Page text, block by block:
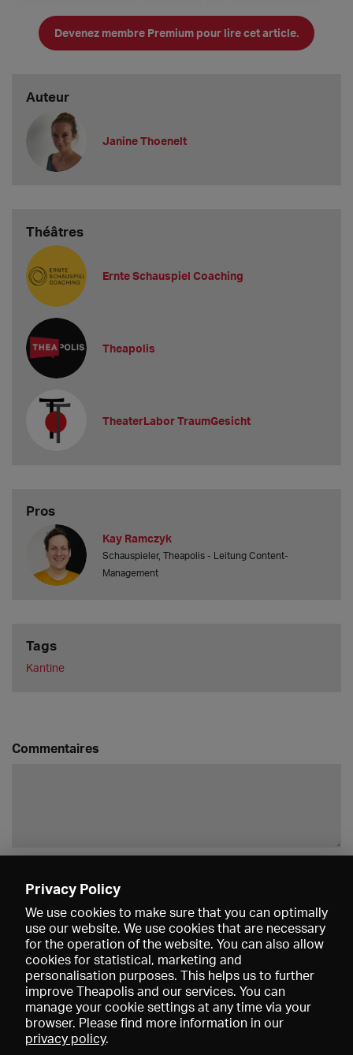
geben könnte.
Devenez membre Premium pour lire cet article.
Auteur
Janine Thoenelt
Théâtres
Ernte Schauspiel Coaching
Theapolis
TheaterLabor TraumGesicht
Pros
Kay Ramczyk
Schauspieler, Theapolis - Leitung Content-
Management
Tags
Kantine
Commentaires
Privacy Policy
We use cookies to make sure that you can optimally
use our website. We use cookies that are necessary
for the operation of the website. You can also allow
cookies for statistical, marketing and
personalisation purposes. This helps us to further
improve Theapolis and our services. You can
manage your cookie settings at any time via your
browser. Please find more information in our
privacy policy.